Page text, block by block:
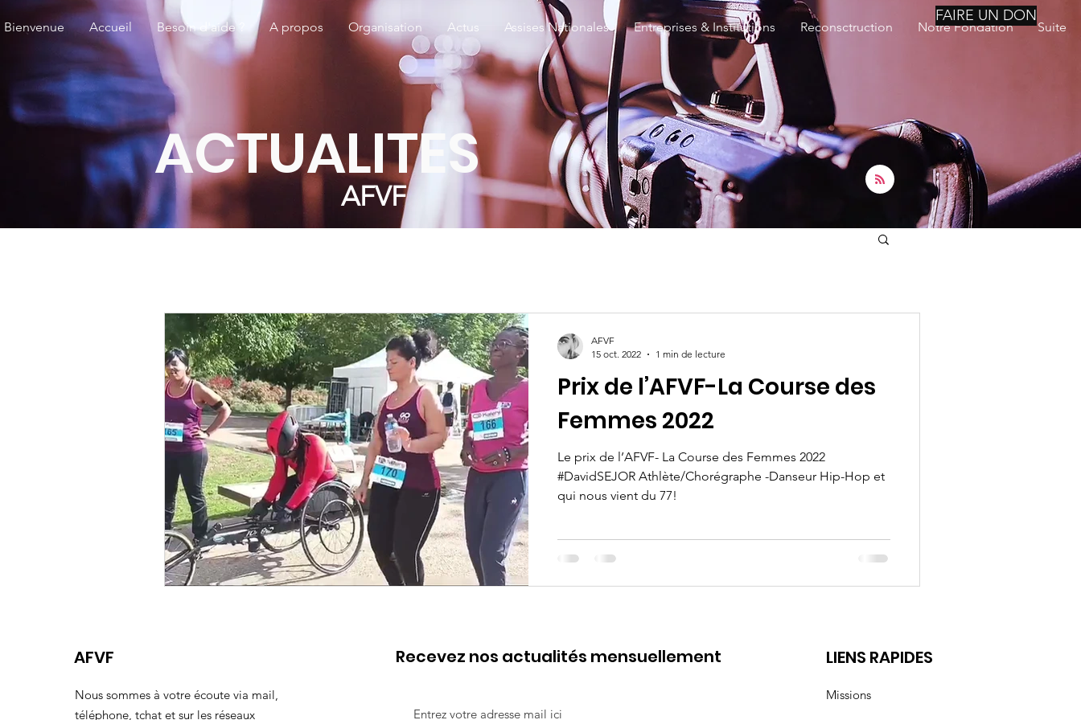
Bienvenue Accueil Besoin d'aide ? A propos Organisation Actus Assises Nationales Entreprises & Institutions Reconsctruction Notre Fondation Suite
FAIRE UN DON
AFVF
ACTUALITES
Prix de l’AFVF-La Course des
Femmes 2022
Le prix de l’AFVF- La Course des Femmes 2022
#DavidSEJOR Athlète/Chorégraphe -Danseur Hip-Hop et
qui nous vient du 77!
AFVF
15 oct. 2022
1 min de lecture
AFVF
Nous sommes à votre écoute via mail,
téléphone, tchat et sur les réseaux
Recevez nos actualités mensuellement LIENS RAPIDES
Missions